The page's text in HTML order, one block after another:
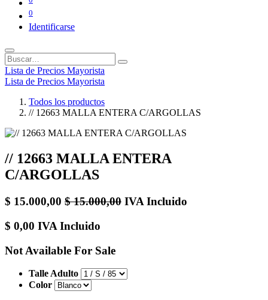
0
Identificarse
Lista de Precios Mayorista
Lista de Precios Mayorista
Todos los productos
// 12663 MALLA ENTERA C/ARGOLLAS
// 12663 MALLA ENTERA
C/ARGOLLAS
$ 15.000,00 $15.000,00 IVA Incluido
$ 0,00 IVA Incluido
Not Available For Sale
Talle Adulto
Color